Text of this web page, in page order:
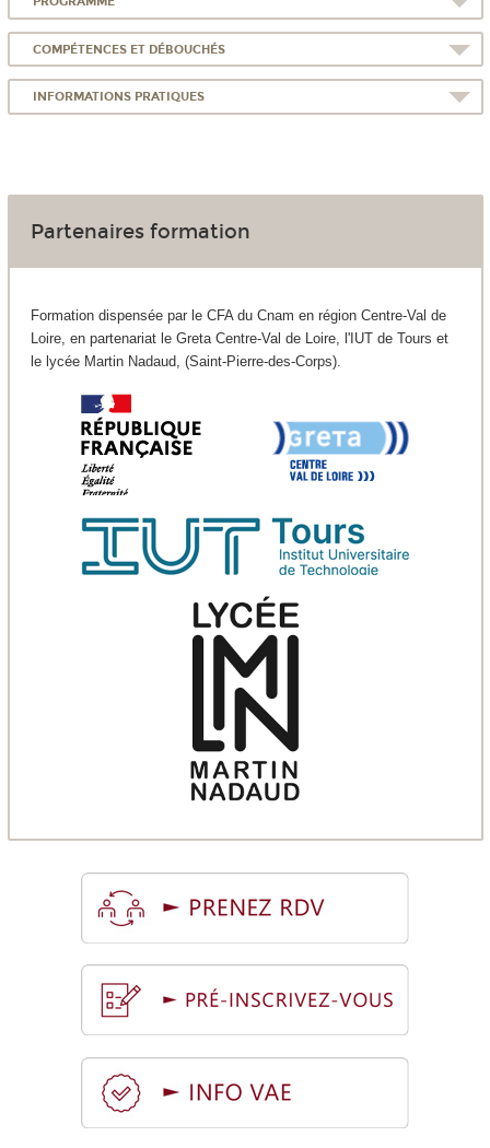
COMPÉTENCES ET DÉBOUCHÉS
INFORMATIONS PRATIQUES
Partenaires formation
Formation dispensée par le CFA du Cnam en région Centre-Val de
Loire, en partenariat le Greta Centre-Val de Loire, l'IUT de Tours et
le lycée Martin Nadaud, (Saint-Pierre-des-Corps).